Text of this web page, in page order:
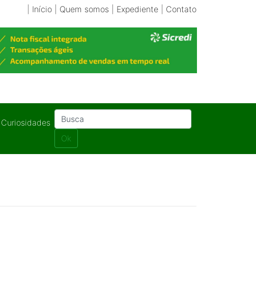
Início| Quem somos Expediente| Contato
Curiosidades
Ok